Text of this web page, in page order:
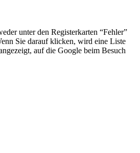
unter den Registerkarten “Fehler”
Sie darauf klicken, wird eine Liste
auf die Google beim Besuch